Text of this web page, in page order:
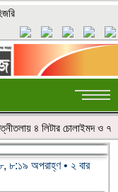
৪ লিটার চোলাইমদ ও
৮:১৯ অপরাহ্ণ • ২ বার